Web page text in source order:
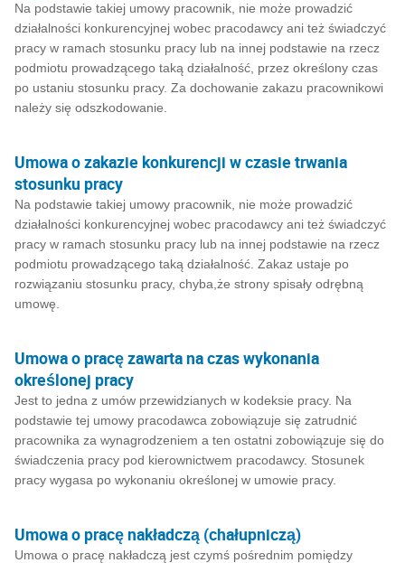
Na podstawie takiej umowy pracownik, nie może prowadzić
działalności konkurencyjnej wobec pracodawcy ani też świadczyć
pracy w ramach stosunku pracy lub na innej podstawie na rzecz
podmiotu prowadzącego taką działalność, przez określony czas
po ustaniu stosunku pracy. Za dochowanie zakazu pracownikowi
należy się odszkodowanie.
Umowa o zakazie konkurencji w czasie trwania
stosunku pracy
Na podstawie takiej umowy pracownik, nie może prowadzić
działalności konkurencyjnej wobec pracodawcy ani też świadczyć
pracy w ramach stosunku pracy lub na innej podstawie na rzecz
podmiotu prowadzącego taką działalność. Zakaz ustaje po
rozwiązaniu stosunku pracy, chyba,że strony spisały odrębną
umowę.
Umowa o pracę zawarta na czas wykonania
określonej pracy
Jest to jedna z umów przewidzianych w kodeksie pracy. Na
podstawie tej umowy pracodawca zobowiązuje się zatrudnić
pracownika za wynagrodzeniem a ten ostatni zobowiązuje się do
świadczenia pracy pod kierownictwem pracodawcy. Stosunek
pracy wygasa po wykonaniu określonej w umowie pracy.
Umowa o pracę nakładczą (chałupniczą)
Umowa o pracę nakładczą jest czymś pośrednim pomiędzy